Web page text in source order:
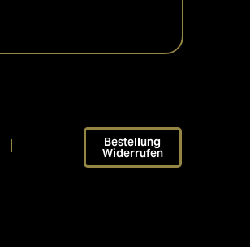
Bestellung
Widerrufen